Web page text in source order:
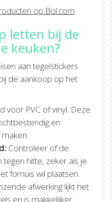
op Bol.com
letten bij de
keuken?
aan tegelstickers
de aankoop op het
voor PVC of vinyl. Deze
en
Controleer of de
tegen hitte, zeker als je
fornuis wil plaatsen.
afwerking lijkt het
en is makkelijker